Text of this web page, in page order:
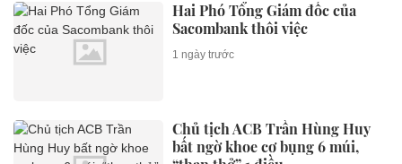
Hai Phó Tổng Giám đốc của
Sacombank thôi việc
1 ngày trước
Chủ tịch ACB Trần Hùng Huy
bất ngờ khoe cơ bụng 6 múi,